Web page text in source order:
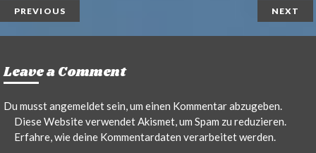
PREVIOUS NEXT
Leave a Comment
Du musstangemeldetsein, um einen Kommentar abzugeben.
Diese Website verwendet Akismet, um Spam zu reduzieren.
Erfahre, wie deine Kommentardaten verarbeitet werden.